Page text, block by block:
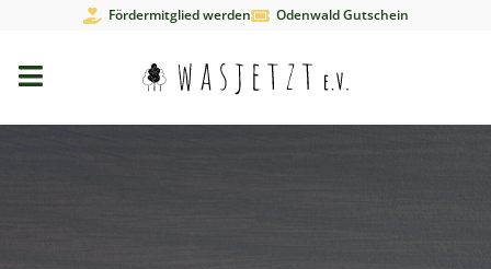
Fördermitglied werden Odenwald Gutschein